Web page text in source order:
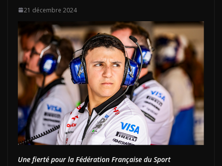
21 décembre 2024
Une fierté pour la Fédération Française du Sport